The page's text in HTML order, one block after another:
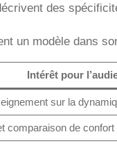
des
un modèle dans
Intérêt pour
sur la
comparaison de confort